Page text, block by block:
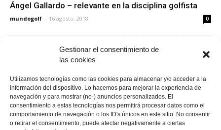
Gestionar el consentimiento de
las cookies
Utilizamos tecnologías como las cookies para almacenar y/o acceder a la
información del dispositivo. Lo hacemos para mejorar la experiencia de
navegación y para mostrar (no-) anuncios personalizados. El
consentimiento a estas tecnologías nos permitirá procesar datos como el
comportamiento de navegación o los ID's únicos en este sitio. No consentir
o retirar el consentimiento, puede afectar negativamente a ciertas
Ángel Gallardo – relevante en la disciplina golfista
mundogolf - 16 agosto, 2018 0
Ganadores españoles de los cuatro grandes torneos
11 agosto, 2016
Golf Villamayor
mundogolf - 13 agosto, 2020